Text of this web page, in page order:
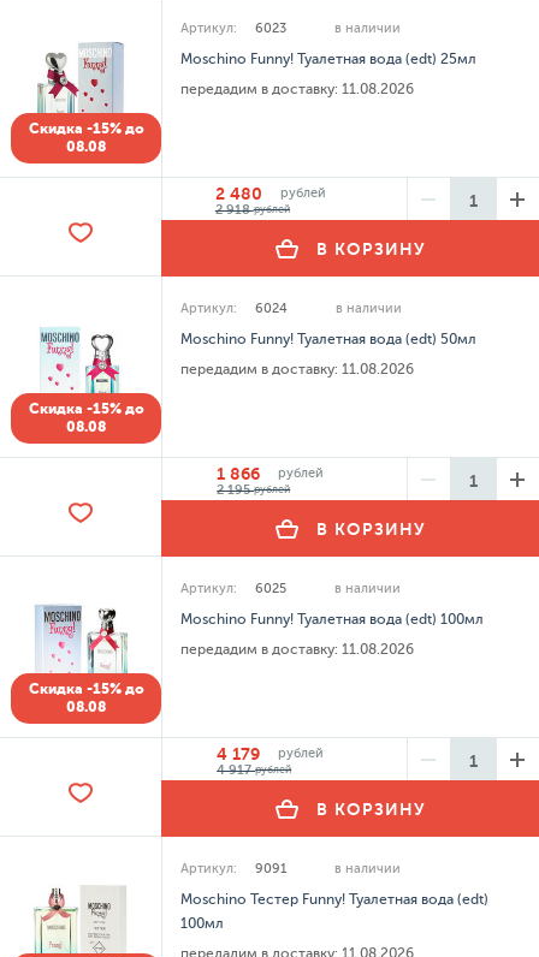
Скидка -15% до
08.08
Артикул: 6023 в наличии
Moschino Funny! Туалетная вода (edt) 25мл
передадим в доставку: 11.08.2026
2 480
рублей
2 918рублей
В КОРЗИНУ
Скидка -15% до
08.08
Артикул: 6024 в наличии
Moschino Funny! Туалетная вода (edt) 50мл
передадим в доставку: 11.08.2026
1 866
рублей
2 195рублей
В КОРЗИНУ
Скидка -15% до
08.08
Артикул: 6025 в наличии
Moschino Funny! Туалетная вода (edt) 100мл
передадим в доставку: 11.08.2026
4 179
рублей
4 917рублей
В КОРЗИНУ
Артикул: 9091 в наличии
Moschino Тестер Funny! Туалетная вода (edt)
100мл
передадим в доставку: 11.08.2026